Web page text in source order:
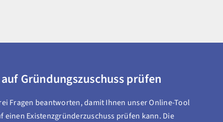
Gründungszuschuss prüfen
Fragen beantworten, damit Ihnen unser Online-Tool
einen Existenzgründerzuschuss prüfen kann. Die